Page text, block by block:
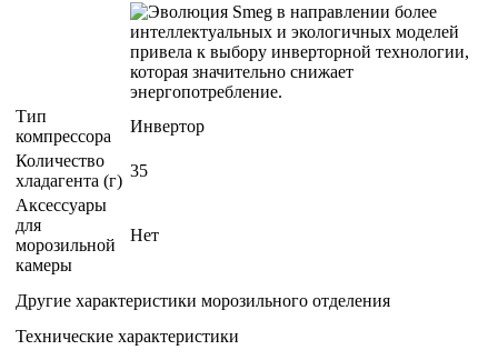
Тип
компрессора
Инвертор
Количество
хладагента (г)
35
Аксессуары
для
морозильной
камеры
Нет
Другие характеристики морозильного отделения
Технические характеристики